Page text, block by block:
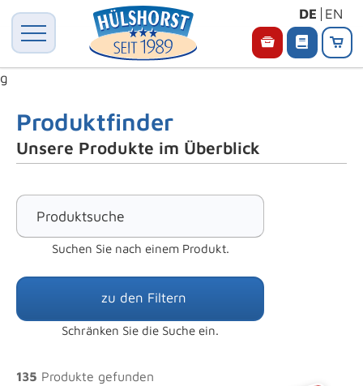
DE EN
g
Produktfinder
Unsere Produkte im Überblick
Suchen Sie nach einem Produkt.
zu den Filtern
Schränken Sie die Suche ein.
135 Produkte gefunden